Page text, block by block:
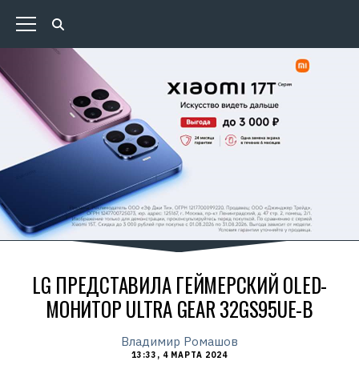
LG ПРЕДСТАВИЛА ГЕЙМЕРСКИЙ OLED-
МОНИТОР ULTRA GEAR 32GS95UE-B
Владимир Ромашов
13:33, 4 МАРТА 2024